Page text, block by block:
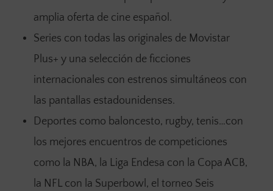
amplia oferta de cine español.
Series con todas las originales de Movistar
Plus+ y una selección de ficciones
internacionales con estrenos simultáneos con
las pantallas estadounidenses.
Deportes como baloncesto, rugby, tenis…con
los mejores encuentros de competiciones
como la NBA, la Liga Endesa con la Copa ACB,
la NFL con la Superbowl, el torneo Seis